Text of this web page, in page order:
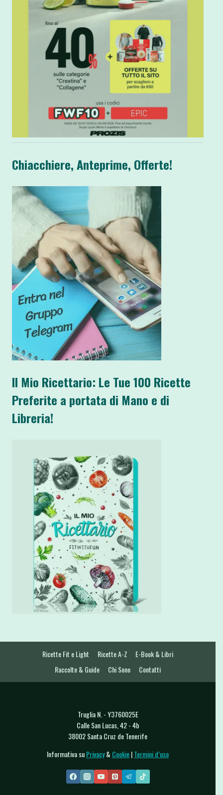
Chiacchiere, Anteprime, Offerte!
Il Mio Ricettario: Le Tue 100 Ricette
Preferite a portata di Mano e di
Libreria!
Ricette Fit e Light Ricette A-Z
E-Book & Libri
Raccolte & Guide
Chi Sono Contatti
Truglia N. - Y3760025E
Calle San Lucas, 42 - 4b
38002 Santa Cruz de Tenerife
Informativa suPrivacy& Cookie|Termini d’uso